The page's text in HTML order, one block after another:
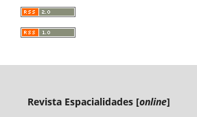
Revista Espacialidades [online]